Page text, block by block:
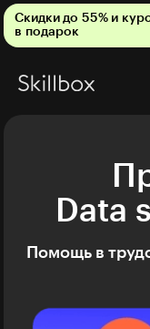
Скидки до 55% и
в подарок
Data
Помощь в